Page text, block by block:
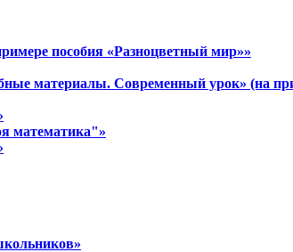
пособия «Разноцветный мир»»
материалы. Современный урок» (на
математика"»